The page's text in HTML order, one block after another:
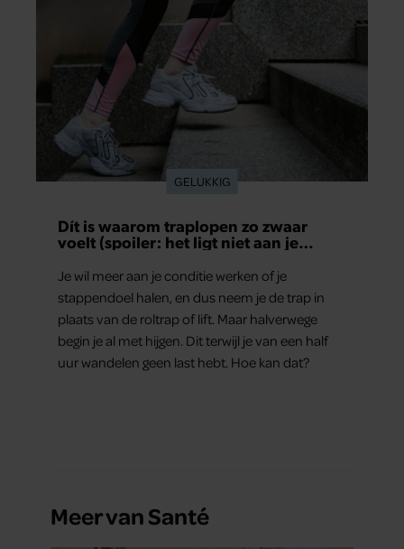
GELUKKIG
Dít is waarom traplopen zo zwaar
voelt (spoiler: het ligt niet aan je
Je wil meer aan je conditie werken of je
stappendoel halen, en dus neem je de trap in
plaats van de roltrap of lift. Maar halverwege
begin je al met hijgen. Dit terwijl je van een half
uur wandelen geen last hebt. Hoe kan dat?
Meer van Santé